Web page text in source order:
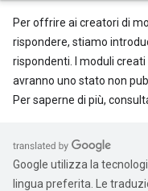
Per offrire ai creatori di
rispondere, stiamo
rispondenti. I moduli
avranno uno stato non
Per saperne di più,
Google utilizza la
lingua preferita. Le